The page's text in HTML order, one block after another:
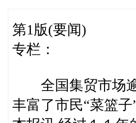
第1版(要闻)
专栏：
全国集贸市场
丰富了市民“菜篮